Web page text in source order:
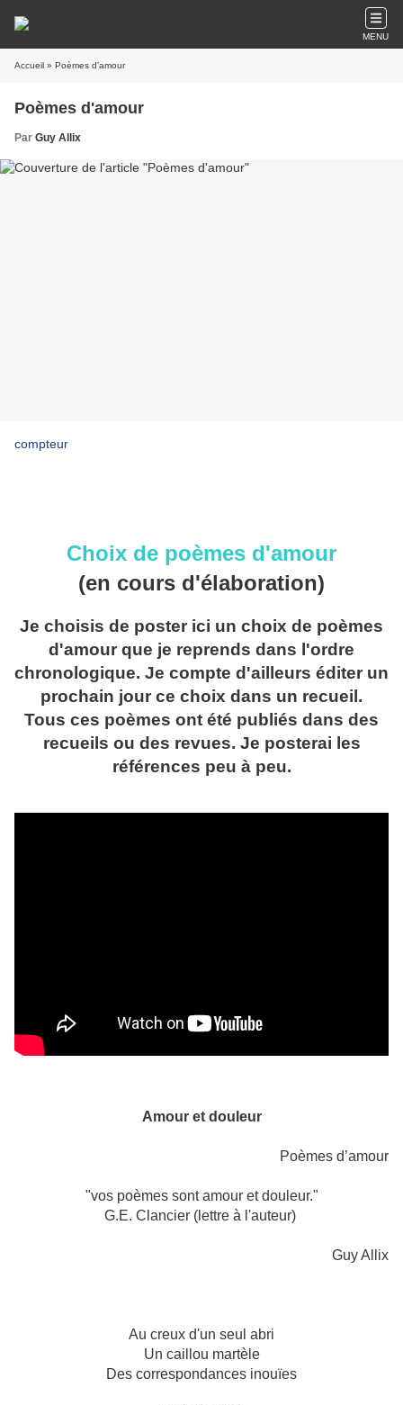
MENU
Accueil » Poèmes d'amour
Poèmes d'amour
Par Guy Allix
compteur
Choix de poèmes d'amour
(en cours d'élaboration)
Je choisis de poster ici un choix de poèmes
d'amour que je reprends dans l'ordre
chronologique. Je compte d'ailleurs éditer un
prochain jour ce choix dans un recueil.
Tous ces poèmes ont été publiés dans des
recueils ou des revues. Je posterai les
références peu à peu.
Amour et douleur
Poèmes d’amour
"vos poèmes sont amour et douleur."
G.E. Clancier (lettre à l'auteur)
Guy Allix
Au creux d'un seul abri
Un caillou martèle
Des correspondances inouïes